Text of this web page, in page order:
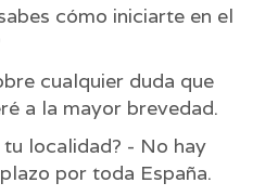
cómo iniciarte en el
cualquier duda que
a la mayor brevedad.
tu localidad? - No hay
por toda España.